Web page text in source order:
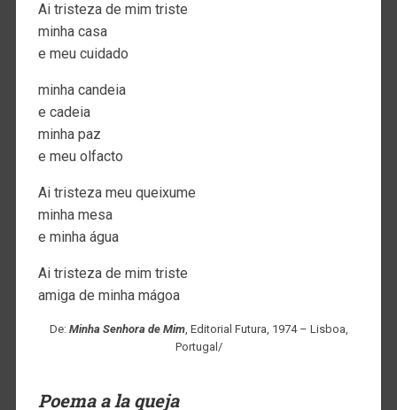
Ai tristeza de mim triste
minha casa
e meu cuidado
minha candeia
e cadeia
minha paz
e meu olfacto
Ai tristeza meu queixume
minha mesa
e minha água
Ai tristeza de mim triste
amiga de minha mágoa
De: Minha Senhora de Mim, Editorial Futura, 1974 – Lisboa,
Portugal/
Poema a la queja